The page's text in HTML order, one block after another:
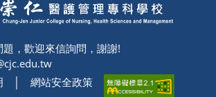
，歡迎來信詢問，謝謝!
網站安全政策